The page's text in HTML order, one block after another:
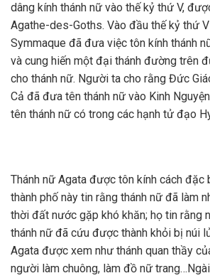
dâng kính thánh nữ vào thế kỷ thứ V,
Agathe-des-Goths. Vào đầu thế kỷ thứ
Symmaque đã đưa việc tôn kính thánh
và cung hiến một đại thánh đường trên
cho thánh nữ. Người ta cho rằng Đức
Cả đã đưa tên thánh nữ vào Kinh
tên thánh nữ có trong các hạnh tử đạo
Thánh nữ Agata được tôn kính cách đặc
thành phố này tin rằng thánh nữ đã làm
thời đất nước gặp khó khăn; họ tin rằng
thánh nữ đã cứu được thành khỏi bị núi
Agata được xem như thánh quan thầy
người làm chuông, làm đồ nữ